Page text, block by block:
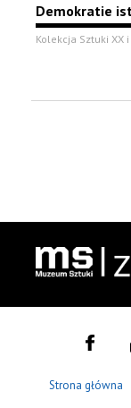
Demokratie
Kolekcja Sztuki XX
Strona główna